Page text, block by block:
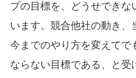
プの目標を、どうせできな
います。競合他社の動き、
今までのやり方を変えてで
ならない目標である、と受